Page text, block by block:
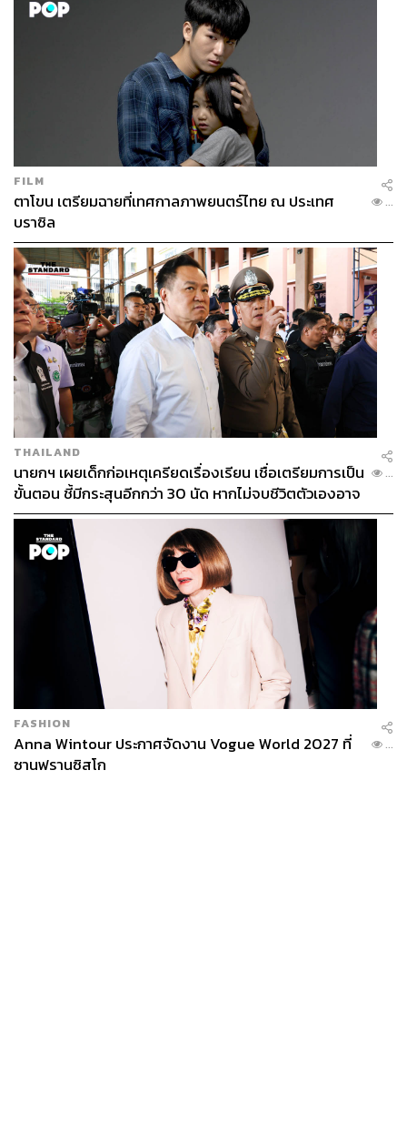
FILM
ตาโขน เตรียมฉายที่เทศกาลภาพยนตร์ไทย ณ ประเทศ
บราซิล
...
THAILAND
นายกฯ เผยเด็กก่อเหตุเครียดเรื่องเรียน เชื่อเตรียมการเป็น
ขั้นตอน ชี้มีกระสุนอีกกว่า 30 นัด หากไม่จบชีวิตตัวเองอาจ
สูญเสียเพิ่ม
...
FASHION
Anna Wintour ประกาศจัดงาน Vogue World 2027 ที่
ซานฟรานซิสโก
...